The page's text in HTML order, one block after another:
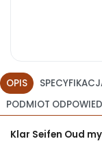
OPIS
PODMIOT
Klar Seifen Oud